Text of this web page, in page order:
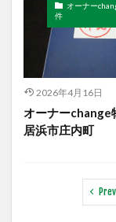
オーナー
件
2026年4月16日
オーナー
居浜市庄内町
Prev